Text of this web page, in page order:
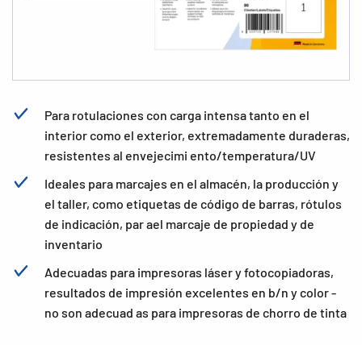
Para rotulaciones con carga intensa tanto en el
interior como el exterior, extremadamente duraderas,
resistentes al envejecimi ento/temperatura/UV
Ideales para marcajes en el almacén, la producción y
el taller, como etiquetas de código de barras, rótulos
de indicación, par ael marcaje de propiedad y de
inventario
Adecuadas para impresoras láser y fotocopiadoras,
resultados de impresión excelentes en b/n y color -
no son adecuad as para impresoras de chorro de tinta